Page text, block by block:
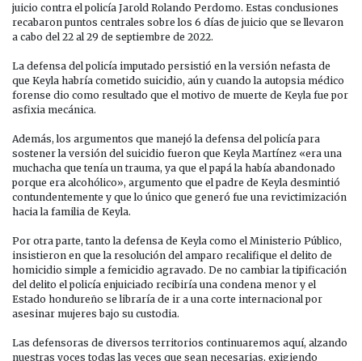
juicio contra el policía Jarold Rolando Perdomo. Estas conclusiones
recabaron puntos centrales sobre los 6 días de juicio que se llevaron
a cabo del 22 al 29 de septiembre de 2022.
La defensa del policía imputado persistió en la versión nefasta de
que Keyla habría cometido suicidio, aún y cuando la autopsia médico
forense dio como resultado que el motivo de muerte de Keyla fue por
asfixia mecánica.
Además, los argumentos que manejó la defensa del policía para
sostener la versión del suicidio fueron que Keyla Martínez «era una
muchacha que tenía un trauma, ya que el papá la había abandonado
porque era alcohólico», argumento que el padre de Keyla desmintió
contundentemente y que lo único que generó fue una revictimización
hacia la familia de Keyla.
Por otra parte, tanto la defensa de Keyla como el Ministerio Público,
insistieron en que la resolución del amparo recalifique el delito de
homicidio simple a femicidio agravado. De no cambiar la tipificación
del delito el policía enjuiciado recibiría una condena menor y el
Estado hondureño se libraría de ir a una corte internacional por
asesinar mujeres bajo su custodia.
Las defensoras de diversos territorios continuaremos aquí, alzando
nuestras voces todas las veces que sean necesarias, exigiendo